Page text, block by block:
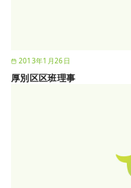
2013年1月26日
厚別区区班理事